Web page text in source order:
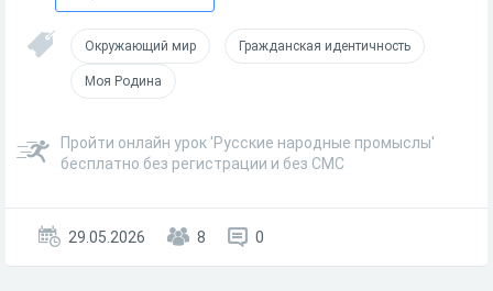
Окружающий мир Гражданская идентичность
Моя Родина
Пройти онлайн урок 'Русские народные промыслы'
бесплатно без регистрации и без СМС
29.05.2026 8 0